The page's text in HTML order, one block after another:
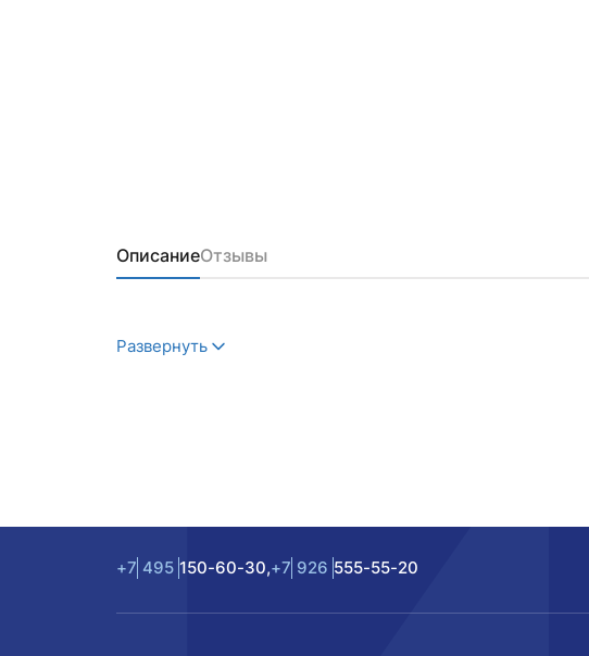
ОписаниеОтзывы
Развернуть
+7 495 150-60-30,+7 926 555-55-20